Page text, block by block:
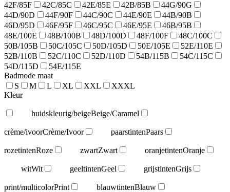
42F/85F
42C/85C 42E/85E 42B/85B
44G/90G
44D/90D
44F/90F 44C/90C 44E/90E
44B/90B
46D/95D
46F/95F 46C/95C 46E/95E
46B/95B
48E/100E
48B/100B 48D/100D 48F/100F
48C/100C
50B/105B
50C/105C 50D/105D 50E/105E
52E/110E
52B/110B
52C/110C 52D/110D 54B/115B
54C/115C
54D/115D
54E/115E
Badmode maat
S
M L XL XXL
XXXL
Kleur
huidskleurig/beigeBeige/Caramel
crème/ivoorCrème/Ivoor paarstintenPaars
rozetintenRoze zwartZwart oranjetintenOranje
witWit geeltintenGeel grijstintenGrijs
print/multicolorPrint blauwtintenBlauw